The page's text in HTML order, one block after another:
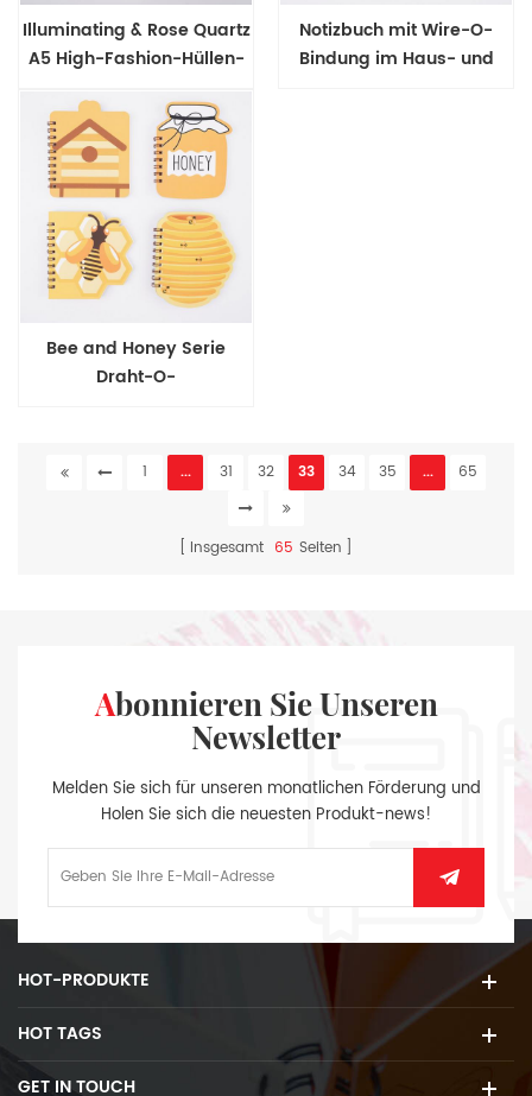
Illuminating & Rose Quartz
A5 High-Fashion-Hüllen-
Notizbuch mit Wire-O-
Bindung im Haus- und
Bee and Honey Serie
Draht-O-
1 ... 31 32 33 34 35 ... 65
Insgesamt 65 Seiten
Abonnieren Sie Unseren
Newsletter
Melden Sie sich für unseren monatlichen Förderung und
Holen Sie sich die neuesten Produkt-news!
HOT-PRODUKTE
HOT TAGS
GET IN TOUCH